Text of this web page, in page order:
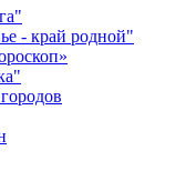
- край родной"